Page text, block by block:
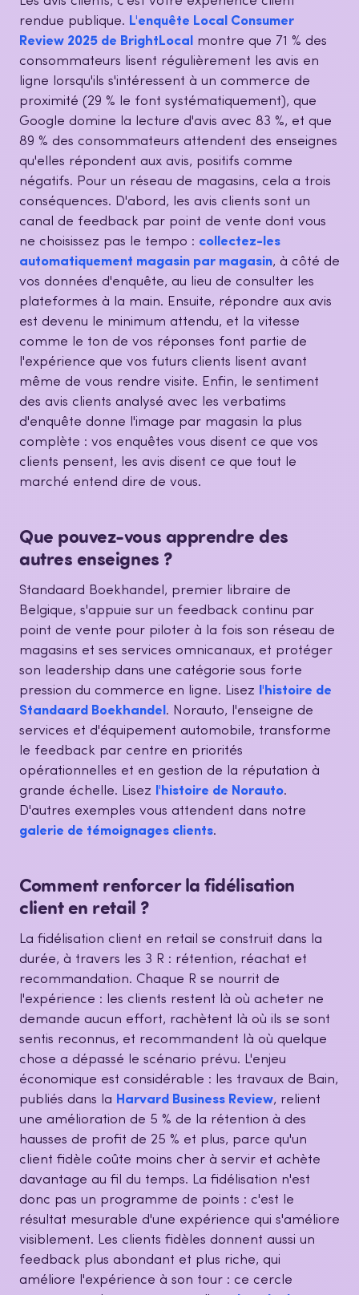
rendue publique. L'enquête Local Consumer
Review 2025 de BrightLocal
montre que 71 % des
consommateurs lisent régulièrement les avis en
ligne lorsqu'ils s'intéressent à un commerce de
proximité (29 % le font systématiquement), que
Google domine la lecture d'avis avec 83 %, et que
89 % des consommateurs attendent des enseignes
qu'elles répondent aux avis, positifs comme
négatifs. Pour un réseau de magasins, cela a trois
conséquences. D'abord, les avis clients sont un
canal de feedback par point de vente dont vous
ne choisissez pas le tempo : collectez-les
automatiquement magasin par magasin, à côté de
vos données d'enquête, au lieu de consulter les
plateformes à la main. Ensuite, répondre aux avis
est devenu le minimum attendu, et la vitesse
comme le ton de vos réponses font partie de
l'expérience que vos futurs clients lisent avant
même de vous rendre visite. Enfin, le sentiment
des avis clients analysé avec les verbatims
d'enquête donne l'image par magasin la plus
complète : vos enquêtes vous disent ce que vos
clients pensent, les avis disent ce que tout le
marché entend dire de vous.
Que pouvez-vous apprendre des
autres enseignes ?
Standaard Boekhandel, premier libraire de
Belgique, s'appuie sur un feedback continu par
point de vente pour piloter à la fois son réseau de
magasins et ses services omnicanaux, et protéger
son leadership dans une catégorie sous forte
pression du commerce en ligne. Lisez l'histoire de
Standaard Boekhandel . Norauto, l'enseigne de
services et d'équipement automobile, transforme
le feedback par centre en priorités
opérationnelles et en gestion de la réputation à
grande échelle. Lisez l'histoire de Norauto.
D'autres exemples vous attendent dans notre
galerie de témoignages clients.
Comment renforcer la fidélisation
client en retail ?
La fidélisation client en retail se construit dans la
durée, à travers les 3 R : rétention, réachat et
recommandation. Chaque R se nourrit de
l'expérience : les clients restent là où acheter ne
demande aucun effort, rachètent là où ils se sont
sentis reconnus, et recommandent là où quelque
chose a dépassé le scénario prévu. L'enjeu
économique est considérable : les travaux de Bain,
publiés dans la Harvard Business Review, relient
une amélioration de 5 % de la rétention à des
hausses de profit de 25 % et plus, parce qu'un
client fidèle coûte moins cher à servir et achète
davantage au fil du temps. La fidélisation n'est
donc pas un programme de points : c'est le
résultat mesurable d'une expérience qui s'améliore
visiblement. Les clients fidèles donnent aussi un
feedback plus abondant et plus riche, qui
améliore l'expérience à son tour : ce cercle